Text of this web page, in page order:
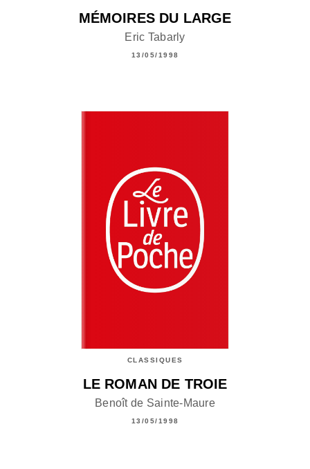
MÉMOIRES DU LARGE
Eric Tabarly
13/05/1998
CLASSIQUES
LE ROMAN DE TROIE
Benoît de Sainte-Maure
13/05/1998